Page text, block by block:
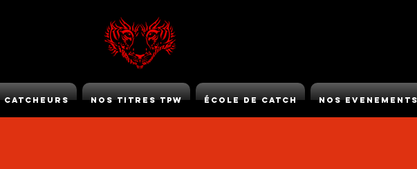
Catcheurs Nos Titres TPW École de Catch Nos